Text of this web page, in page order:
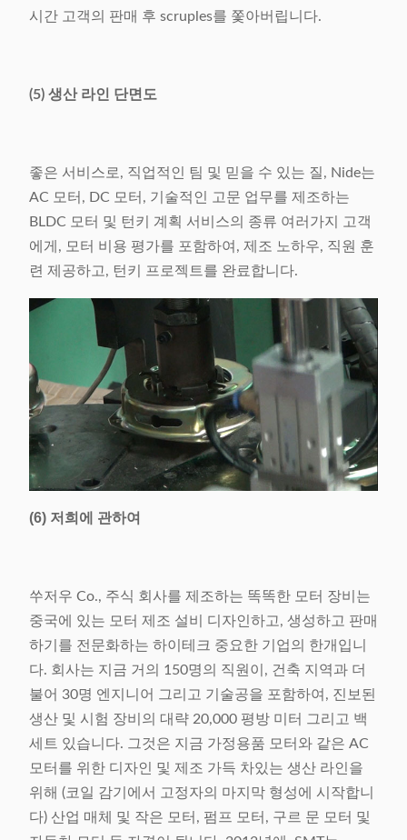
시간 고객의 판매 후 scruples를 쫓아버립니다.
(5) 생산 라인 단면도
좋은 서비스로, 직업적인 팀 및 믿을 수 있는 질, Nide는
AC 모터, DC 모터, 기술적인 고문 업무를 제조하는
BLDC 모터 및 턴키 계획 서비스의 종류 여러가지 고객
에게, 모터 비용 평가를 포함하여, 제조 노하우, 직원 훈
련 제공하고, 턴키 프로젝트를 완료합니다.
(6) 저희에 관하여
쑤저우 Co., 주식 회사를 제조하는 똑똑한 모터 장비는
중국에 있는 모터 제조 설비 디자인하고, 생성하고 판매
하기를 전문화하는 하이테크 중요한 기업의 한개입니
다. 회사는 지금 거의 150명의 직원이, 건축 지역과 더
불어 30명 엔지니어 그리고 기술공을 포함하여, 진보된
생산 및 시험 장비의 대략 20,000 평방 미터 그리고 백
세트 있습니다. 그것은 지금 가정용품 모터와 같은 AC
모터를 위한 디자인 및 제조 가득 차있는 생산 라인을
위해 (코일 감기에서 고정자의 마지막 형성에 시작합니
다) 산업 매체 및 작은 모터, 펌프 모터, 구르 문 모터 및